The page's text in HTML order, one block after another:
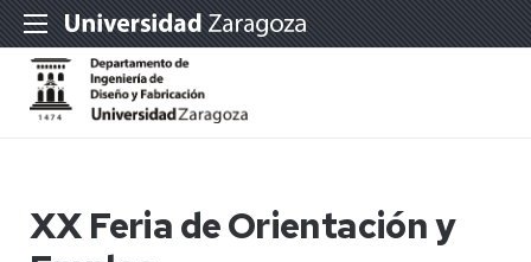
XX Feria de Orientación y